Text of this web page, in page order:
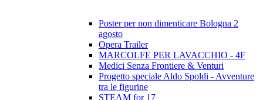
Poster per non dimenticare Bologna 2
agosto
Opera Trailer
MARCOLFE PER LAVACCHIO - 4F
Medici Senza Frontiere & Venturi
Progetto speciale Aldo Spoldi - Avventure
tra le figurine
STEAM for 17